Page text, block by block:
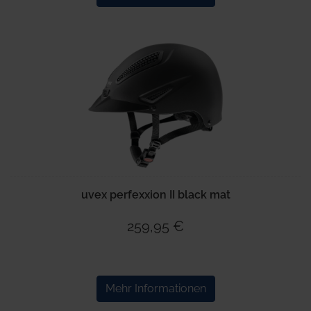
uvex perfexxion II black mat
259,95 €
Mehr Informationen